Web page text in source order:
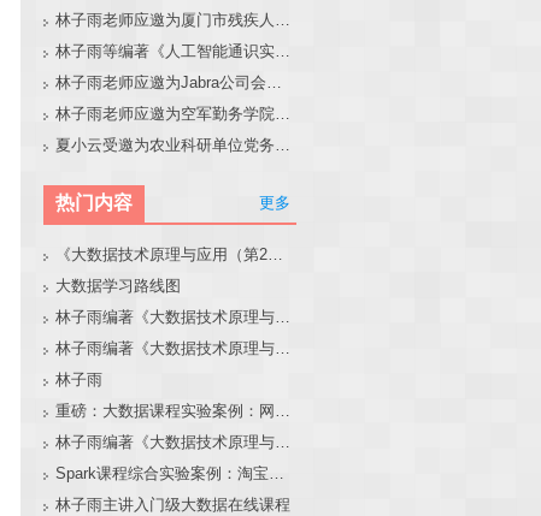
林子雨老师应邀为厦门市残疾人联合会做大模型和智能体讲座
林子雨等编著《人工智能通识实践教程》教材官网
林子雨老师应邀为Jabra公司会议做大模型和智能体报告
林子雨老师应邀为空军勤务学院做大模型和智能体讲座
夏小云受邀为农业科研单位党务工作者作专题报告
热门内容 更多
《大数据技术原理与应用（第2版）》教材官网
大数据学习路线图
林子雨编著《大数据技术原理与应用（第3版）》教材官网
林子雨编著《大数据技术原理与应用》教材配套大数据软件安装和编程实践指南
林子雨
重磅：大数据课程实验案例：网站用户行为分析（免费共享）
林子雨编著《大数据技术原理与应用（第3版）》教材配套大数据软件安装和编程实践指南
Spark课程综合实验案例：淘宝双11数据分析与预测
林子雨主讲入门级大数据在线课程